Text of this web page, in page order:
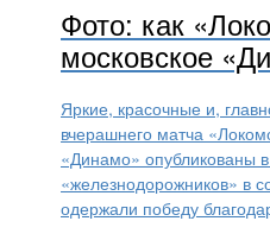
Фото: как
московское
Яркие, красочные и,
вчерашнего матча
«Динамо» опубликованы
«железнодорожников» в
одержали победу